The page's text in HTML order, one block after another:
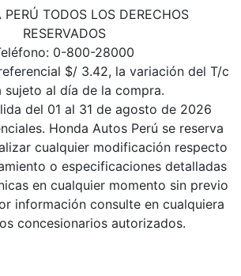
TODOS LOS DERECHOS
RESERVADOS
0-800-28000
$/ 3.42, la variación del T/c
sujeto al día de la compra.
del 01 al 31 de agosto de 2026
Honda Autos Perú se reserva
cualquier modificación respecto
o especificaciones detalladas
en cualquier momento sin previo
información consulte en cualquiera
concesionarios autorizados.